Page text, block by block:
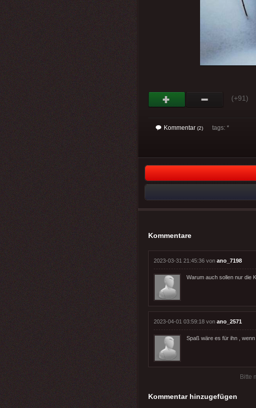
(+91)
Kommentar (2) tags: *
Kommentare
2023-03-31 21:45:36 von ano_7198
Warum auch sollen nur die
2023-04-01 03:59:18 von ano_2571
Spaß wäre es für ihn , wenn
Bitte
Kommentar hinzugefügen